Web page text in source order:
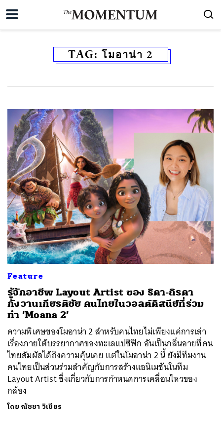
TAG: โมอาน่า 2
Feature
รู้จักอาชีพ Layout Artist ของ ธิดา-ถิรดา
กังวานเกียรติชัย คนไทยในวอลต์ดิสนีย์ที่ร่วม
ทำ ‘Moana 2’
ความพิเศษของโมอาน่า 2 สำหรับคนไทยไม่เพียงแค่การเล่า
เรื่องภายใต้บรรยากาศของทะเลแปซิฟิก อันเป็นกลิ่นอายที่คน
ไทยสัมผัสได้ถึงความคุ้นเคย แต่ในโมอาน่า 2 นี้ ยังมีทีมงาน
คนไทยเป็นส่วนร่วมสำคัญกับการสร้างแอนิเมชันในทีม
Layout Artist ซึ่งเกี่ยวกับการกำหนดการเคลื่อนไหวของ
กล้อง
โดย ณัชชา วิเชียร
ค้นหา